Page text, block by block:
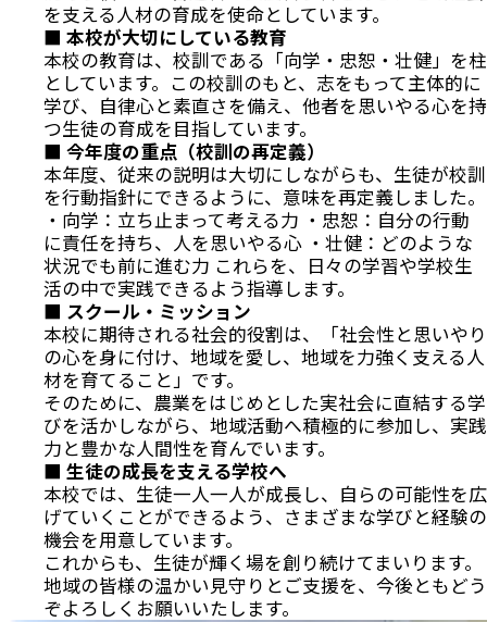
を支える人材の育成を使命としています。
■ 本校が大切にしている教育
本校の教育は、校訓である「向学・忠恕・壮健」を柱
としています。この校訓のもと、志をもって主体的に
学び、自律心と素直さを備え、他者を思いやる心を持
つ生徒の育成を目指しています。
■ 今年度の重点（校訓の再定義）
本年度、従来の説明は大切にしながらも、生徒が校訓
を行動指針にできるように、意味を再定義しました。
・向学：立ち止まって考える力 ・忠恕：自分の行動
に責任を持ち、人を思いやる心 ・壮健：どのような
状況でも前に進む力 これらを、日々の学習や学校生
活の中で実践できるよう指導します。
■ スクール・ミッション
本校に期待される社会的役割は、「社会性と思いやり
の心を身に付け、地域を愛し、地域を力強く支える人
材を育てること」です。
そのために、農業をはじめとした実社会に直結する学
びを活かしながら、地域活動へ積極的に参加し、実践
力と豊かな人間性を育んでいます。
■ 生徒の成長を支える学校へ
本校では、生徒一人一人が成長し、自らの可能性を広
げていくことができるよう、さまざまな学びと経験の
機会を用意しています。
これからも、生徒が輝く場を創り続けてまいります。
地域の皆様の温かい見守りとご支援を、今後ともどう
ぞよろしくお願いいたします。